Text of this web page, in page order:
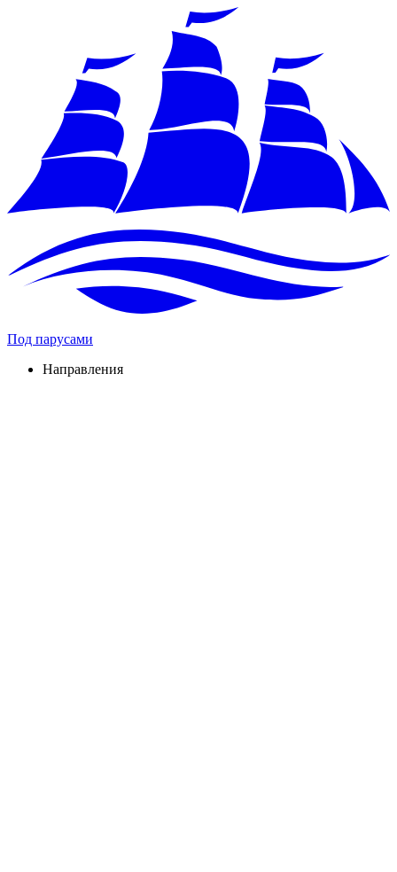
Под парусами
Направления